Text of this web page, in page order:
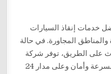
خدمات إنقاذ السيارات
المجاورة. في حالة
على الطريق، توفر شركة
بسرعة وأمان وعلى مدار 24